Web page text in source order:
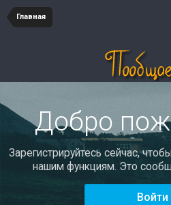
Главная
Добро
Зарегистрируйтесь сейчас,
нашим функциям. Это
Войти